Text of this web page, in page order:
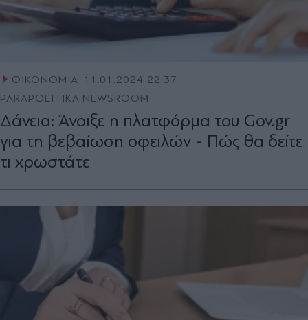
ΟΙΚΟΝΟΜΙΑ
11.01.2024 22:37
PARAPOLITIKA NEWSROOM
Δάνεια: Άνοιξε η πλατφόρμα του Gov.gr
για τη βεβαίωση οφειλών - Πώς θα δείτε
τι χρωστάτε